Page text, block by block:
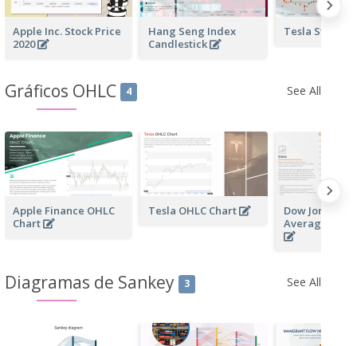
Apple Inc. Stock Price
2020
Hang Seng Index
Candlestick
Tesla Stock
Gráficos OHLC 4 See All
Apple Finance OHLC
Chart
Tesla OHLC Chart
Dow Jones
Average
Diagramas de Sankey 3 See All